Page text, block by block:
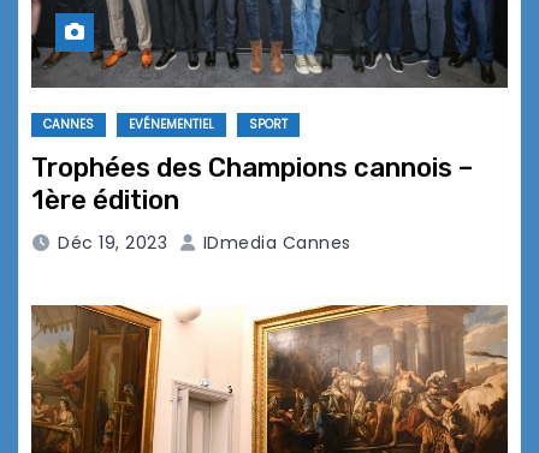
CANNES EVÉNEMENTIEL SPORT
Trophées des Champions cannois –
1ère édition
Déc 19, 2023 IDmedia Cannes